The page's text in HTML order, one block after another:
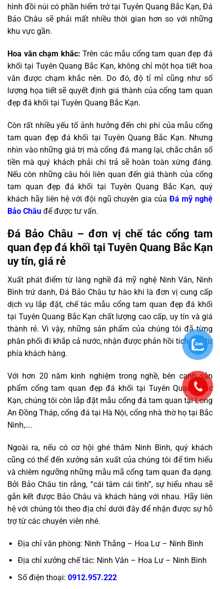
hình đồi núi có phần hiểm trở tại Tuyên Quang Bắc Kạn, Đá
Bảo Châu sẽ phải mất nhiều thời gian hơn so với những
khu vực gần.
Hoa văn chạm khắc:Trên các mẫu cổng tam quan đẹp đá
khối tại Tuyên Quang Bắc Kạn, không chỉ một họa tiết hoa
văn được chạm khắc nên. Do đó, độ tỉ mỉ cũng như số
lượng họa tiết sẽ quyết định giá thành của cổng tam quan
đẹp đá khối tại Tuyên Quang Bắc Kạn.
Còn rất nhiều yếu tố ảnh hưởng đến chi phí của mẫu cổng
tam quan đẹp đá khối tại Tuyên Quang Bắc Kạn. Nhưng
nhìn vào những giá trị mà cổng đá mang lại, chắc chắn số
tiền mà quý khách phải chi trả sẽ hoàn toàn xứng đáng.
Nếu còn những câu hỏi liên quan đến giá thành của cổng
tam quan đẹp đá khối tại Tuyên Quang Bắc Kạn, quý
khách hãy liên hệ với đội ngũ chuyên gia củaĐá mỹ nghệ
Bảo Châu để được tư vấn.
Đá Bảo Châu – đơn vị chế tác cổng tam
quan đẹp đá khối tại Tuyên Quang Bắc Kạn
uy tín, giá rẻ
Xuất phát điểm từ làng nghề đá mỹ nghệ Ninh Vân, Ninh
Bình trứ danh, Đá Bảo Châu tự hào khi là đơn vị cung cấp
dịch vụ lắp đặt, chế tác mẫu cổng tam quan đẹp đá khối
tại Tuyên Quang Bắc Kạn chất lượng cao cấp, uy tín và giá
thành rẻ. Vì vậy, những sản phẩm của chúng tôi đã từng
phân phối đi khắp cả nước, nhận được phản hồi tích cực từ
phía khách hàng.
Với hơn 20 năm kinh nghiệm trong nghề, bên cạnh sản
phẩm cổng tam quan đẹp đá khối tại Tuyên Quang Bắc
Kạn, chúng tôi còn lắp đặt mẫu cổng đá tam quan tại Long
An Đồng Tháp, cổng đá tại Hà Nội, cổng nhà thờ họ tại Bắc
Ninh,….
Ngoài ra, nếu có cơ hội ghé thăm Ninh Bình, quý khách
cũng có thể đến xưởng sản xuất của chúng tôi để tìm hiểu
và chiêm ngưỡng những mẫu mã cổng tam quan đa dạng.
Bởi Bảo Châu tin rằng, “cái tâm cái tình”, sự hiểu nhau sẽ
gắn kết được Bảo Châu và khách hàng với nhau. Hãy liên
hệ với chúng tôi theo địa chỉ dưới đây để nhận được sự hỗ
trợ từ các chuyên viên nhé.
Địa chỉ văn phòng: Ninh Thắng – Hoa Lư – Ninh Bình
Địa chỉ xưởng chế tác: Ninh Vân – Hoa Lư – Ninh Bình
Số điện thoại: 0912.957.222